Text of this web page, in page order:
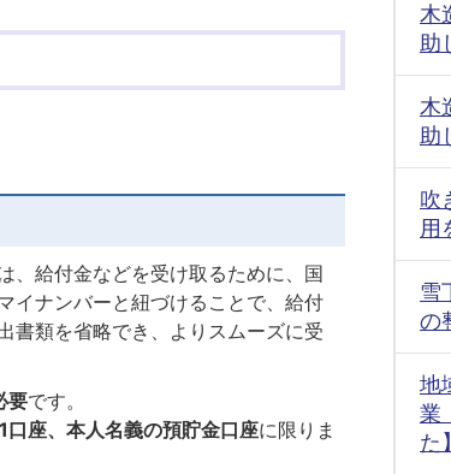
、給付金などを受け取るために、国
イナンバーと紐づけることで、給付
書類を省略でき、よりスムーズに受
要です。
座、本人名義の預貯金口座に限りま
木
助
木
助
吹
用
雪
の
地
業
た】